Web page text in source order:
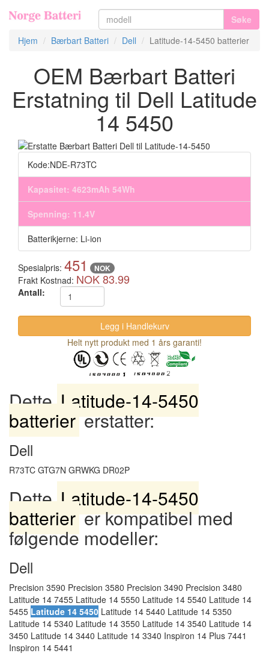
Søke
Hjem
Bærbart Batteri Dell Latitude-14-5450 batterier
OEM Bærbart Batteri
Erstatning til Dell Latitude
14 5450
Kode:NDE-R73TC
Kapasitet: 4623mAh 54Wh
Spenning: 11.4V
Batterikjerne: Li-ion
Spesialpris: 451 NOK
Frakt Kostnad: NOK 83.99
Antall:
Helt nytt produkt med 1 års garanti!
DetteLatitude-14-5450
batteriererstatter:
Dell
R73TC GTG7N GRWKG DR02P
DetteLatitude-14-5450
batterierer kompatibel med
følgende modeller:
Dell
Precision 3590 Precision 3580 Precision 3490 Precision 3480
Latitude 14 7455 Latitude 14 5550 Latitude 14 5540 Latitude 14
5455 Latitude 14 5450 Latitude 14 5440 Latitude 14 5350
Latitude 14 5340 Latitude 14 3550 Latitude 14 3540 Latitude 14
3450 Latitude 14 3440 Latitude 14 3340 Inspiron 14 Plus 7441
Inspiron 14 5441